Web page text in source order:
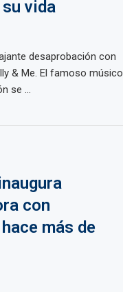
vida
desaprobación con
& Me. El famoso músico
se ...
con
más de